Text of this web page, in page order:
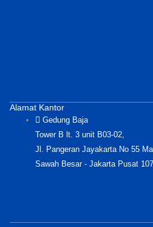
Alamat Kantor
Gedung Baja
Tower B lt. 3 unit B03-02,
Jl. Pangeran Jayakarta No 55
Sawah Besar - Jakarta Pusat